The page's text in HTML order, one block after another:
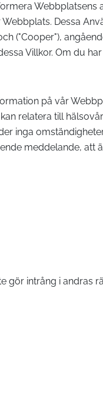
Dessa
("Cooper"),
Villkor. Om du
på vår
relatera till
inga
meddelande,
intrång i andras